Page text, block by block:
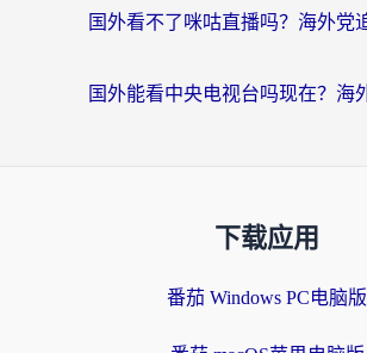
下载应用
番茄 Windows PC电脑版